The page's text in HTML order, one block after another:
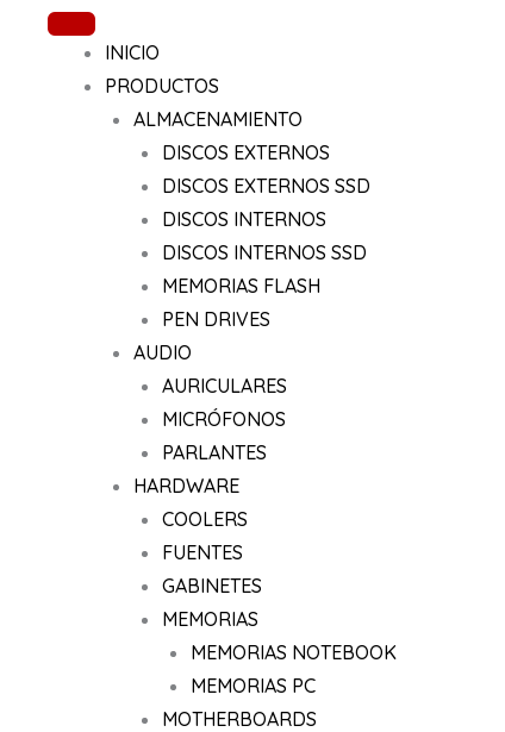
contenido
INICIO
PRODUCTOS
ALMACENAMIENTO
DISCOS EXTERNOS
DISCOS EXTERNOS SSD
DISCOS INTERNOS
DISCOS INTERNOS SSD
MEMORIAS FLASH
PEN DRIVES
AUDIO
AURICULARES
MICRÓFONOS
PARLANTES
HARDWARE
COOLERS
FUENTES
GABINETES
MEMORIAS
MEMORIAS NOTEBOOK
MEMORIAS PC
MOTHERBOARDS